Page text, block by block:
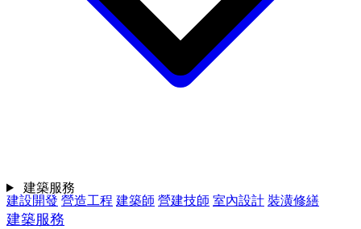
建設開發 營造工程 建築師 營建技師 室內設計 裝潢修繕
建築服務
建築服務